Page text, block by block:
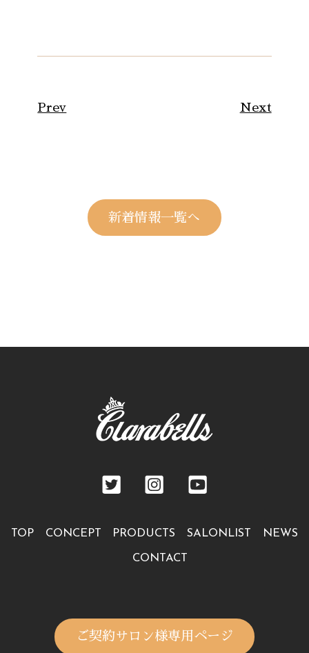
Prev Next
新着情報一覧へ
TOP CONCEPT PRODUCTS SALONLIST NEWS
CONTACT
ご契約サロン様専用ページ